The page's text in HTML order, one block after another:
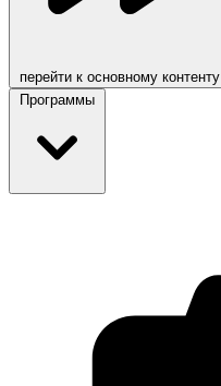
перейти к основному контенту
Программы